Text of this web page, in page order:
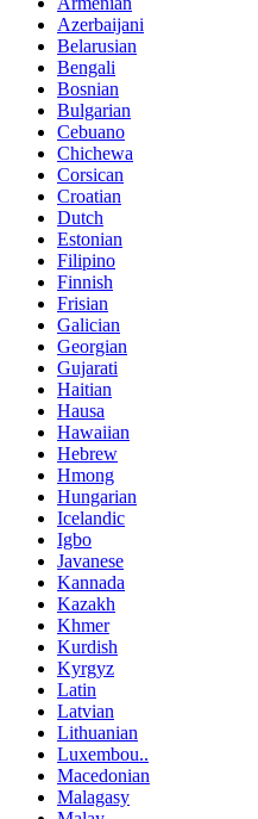
Azerbaijani
Belarusian
Bengali
Bosnian
Bulgarian
Cebuano
Chichewa
Corsican
Croatian
Dutch
Estonian
Filipino
Finnish
Frisian
Galician
Georgian
Gujarati
Haitian
Hausa
Hawaiian
Hebrew
Hmong
Hungarian
Icelandic
Igbo
Javanese
Kannada
Kazakh
Khmer
Kurdish
Kyrgyz
Latin
Latvian
Lithuanian
Luxembou..
Macedonian
Malagasy